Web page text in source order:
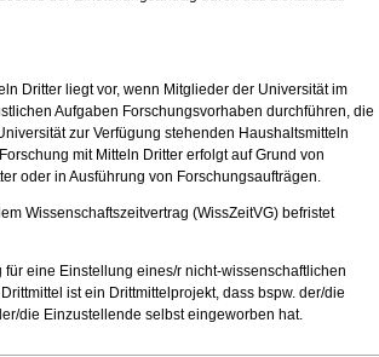
Dritter liegt vor, wenn Mitglieder der Universität im
Aufgaben Forschungsvorhaben durchführen, die
zur Verfügung stehenden Haushaltsmitteln
mit Mitteln Dritter erfolgt auf Grund von
oder in Ausführung von Forschungsaufträgen.
Wissenschaftszeitvertrag (WissZeitVG) befristet
für eine Einstellung eines/r nicht-wissenschaftlichen
ist ein Drittmittelprojekt, dass bspw. der/die
die Einzustellende selbst eingeworben hat.